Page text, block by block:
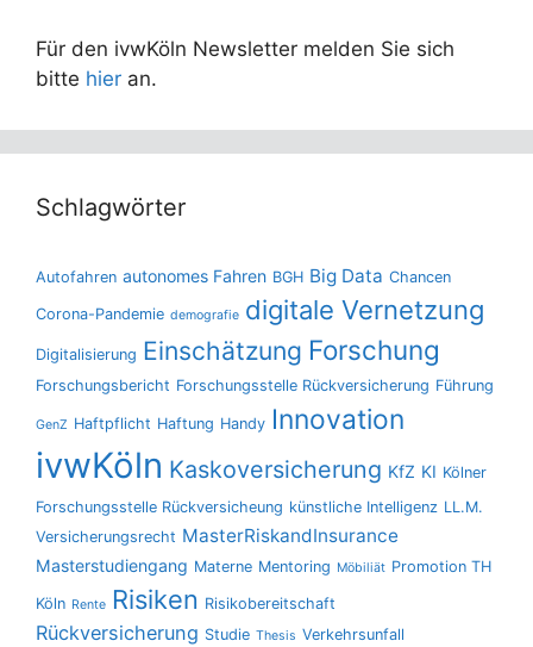
Für den ivwKöln Newsletter melden Sie sich
bitte hier an.
Schlagwörter
Autofahren autonomes Fahren BGH Big Data Chancen
Corona-Pandemie demografie digitale Vernetzung
Digitalisierung Einschätzung Forschung
Forschungsbericht Forschungsstelle Rückversicherung Führung
GenZ Haftpflicht Haftung Handy Innovation
ivwKöln Kaskoversicherung KfZ KI Kölner
Forschungsstelle Rückversicheung künstliche Intelligenz LL.M.
Versicherungsrecht MasterRiskandInsurance
Masterstudiengang Materne Mentoring Möbiliät Promotion TH
Köln Rente Risiken Risikobereitschaft
Rückversicherung Studie Thesis Verkehrsunfall